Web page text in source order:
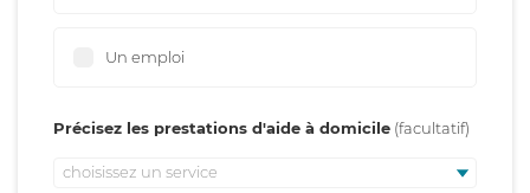
Un emploi
Précisez les prestations d'aide à domicile
choisissez un service